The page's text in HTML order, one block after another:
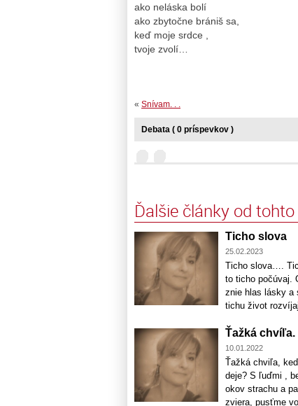
ako neláska bolí
ako zbytočne brániš sa,
keď moje srdce ,
tvoje zvolí…
« Snívam. . .
Debata ( 0 príspevkov )
Ďalšie články od
Ticho slova
25.02.2023
Ticho slova….
to ticho počúvaj.
znie hlas lásky
tichu život
Ťažká chvíľa.
10.01.2022
Ťažká chviľa,
deje? S ľuďmi ,
okov strachu a
zviera, pusťme